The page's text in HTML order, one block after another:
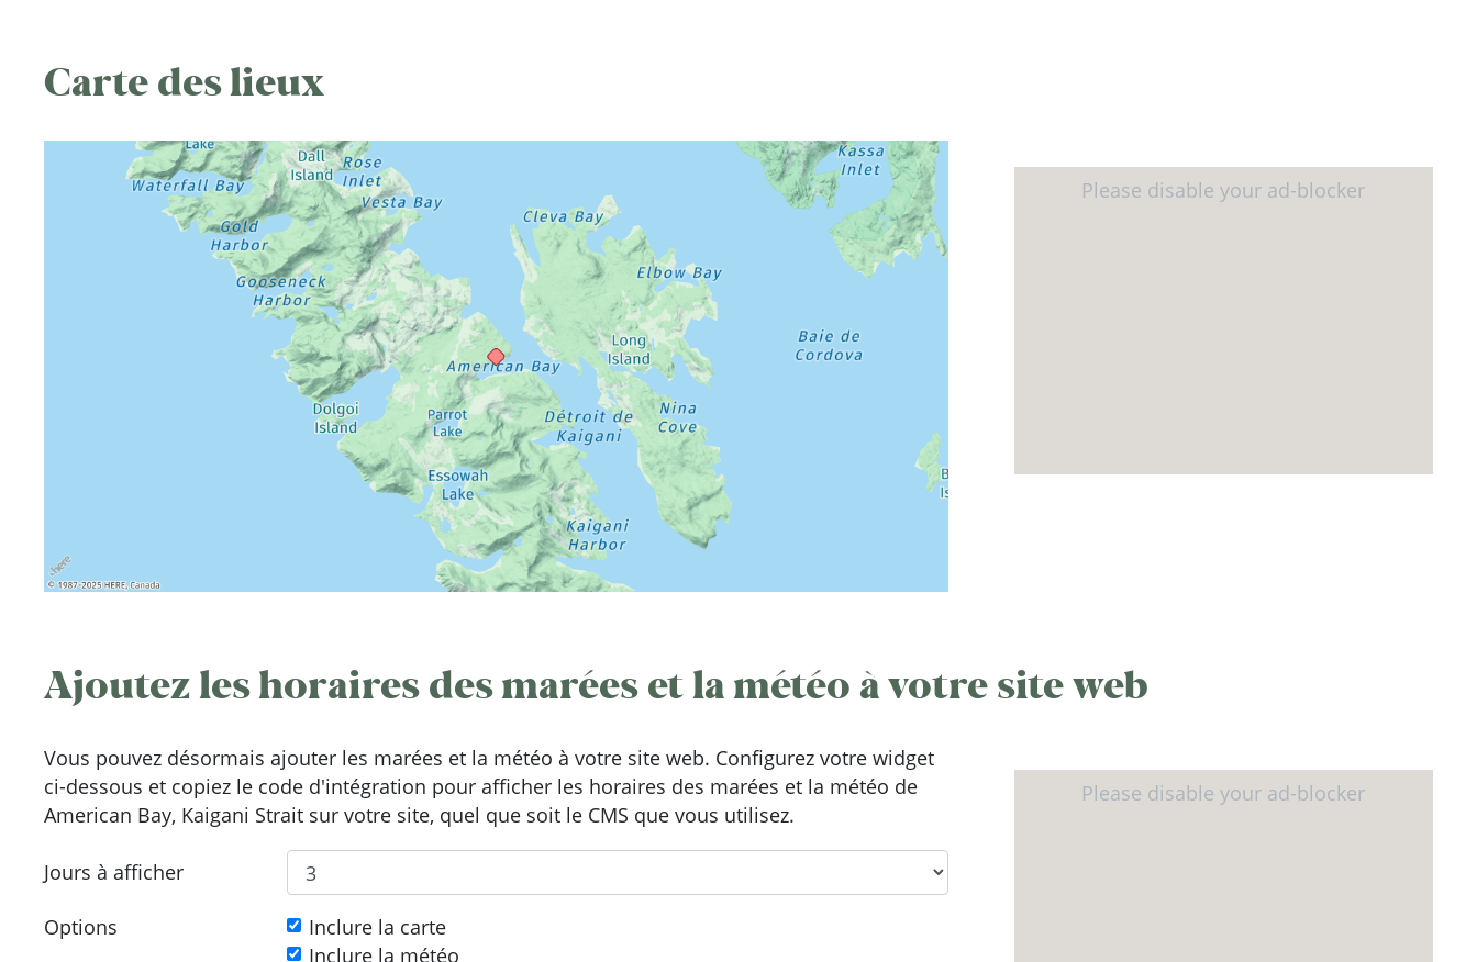
Carte des lieux
Ajoutez les horaires des marées et la météo à votre site web
Vous pouvez désormais ajouter les marées et la météo à votre site web. Configurez votre widget
ci-dessous et copiez le code d'intégration pour afficher les horaires des marées et la météo de
American Bay, Kaigani Strait sur votre site, quel que soit le CMS que vous utilisez.
Jours à afficher
Options
Inclure la carte
Inclure la météo